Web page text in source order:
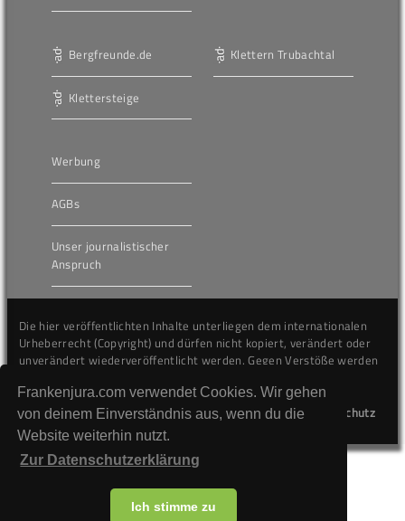
Frankenjura.com verwendet Cookies. Wir gehen
von deinem Einverständnis aus, wenn du die
Website weiterhin nutzt.
Zur Datenschutzerklärung
Ich stimme zu
Bergfreunde.de
Klettersteige
Klettern Trubachtal
Werbung
AGBs
Unser journalistischer
Anspruch
Die hier veröffentlichten Inhalte unterliegen dem internationalen
Urheberrecht (Copyright) und dürfen nicht kopiert, verändert oder
unverändert wiederveröffentlicht werden. Gegen Verstöße werden
Kontakt
Impressum Datenschutz